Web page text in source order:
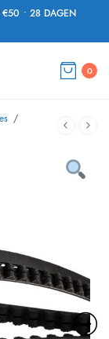
€50 • 28 DAGEN
0
/